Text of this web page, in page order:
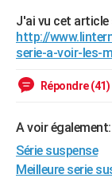
Art de vivre
Bien-être
Loisirs
Mode
Modes de vie
SANTE
Destinations
City break
Voyage nature
Voyage de noces
Forum
Climat
GUIDES D'ACHAT
BONS PLANS
J'ai vu cet article
http://
serie-a-voir-les-
Répondre (41)
A voir également:
Série suspense
Meilleure serie